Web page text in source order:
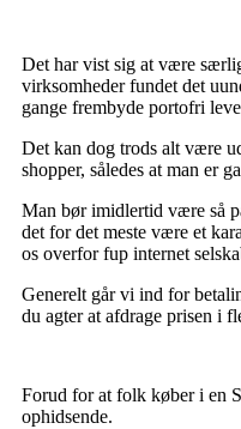
Det har vist sig at være
virksomheder fundet det
gange frembyde portofri
Det kan dog trods alt være
shopper, således at man er
Man bør imidlertid være så
det for det meste være et
os overfor fup internet
Generelt går vi ind for
du agter at afdrage prisen i
Forud for at folk køber i en
ophidsende.